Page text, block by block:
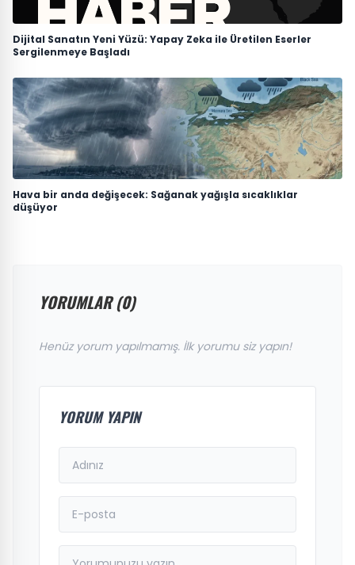
Dijital Sanatın Yeni Yüzü: Yapay Zeka ile Üretilen Eserler
Sergilenmeye Başladı
Hava bir anda değişecek: Sağanak yağışla sıcaklıklar
düşüyor
YORUMLAR (0)
Henüz yorum yapılmamış. İlk yorumu siz yapın!
YORUM YAPIN